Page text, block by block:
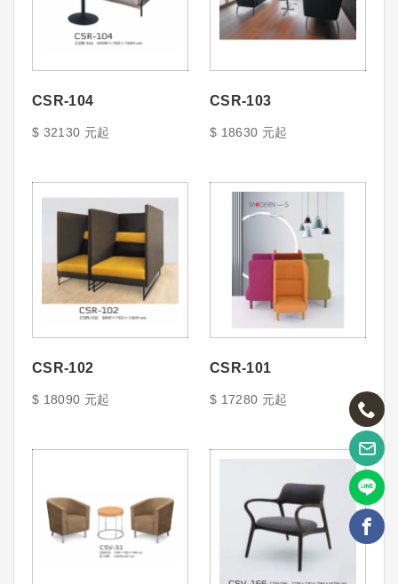
CSR-104
$ 32130 元起
CSR-103
$ 18630 元起
CSR-102
$ 18090 元起
CSR-101
$ 17280 元起